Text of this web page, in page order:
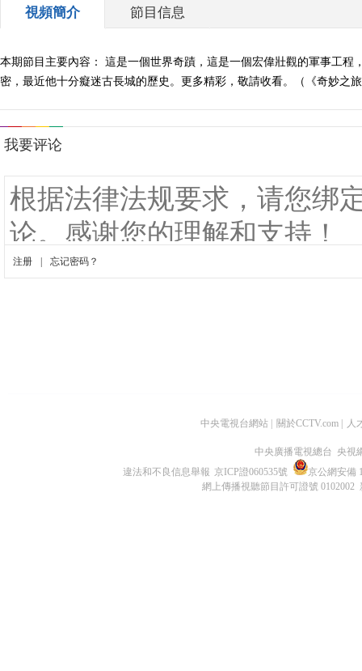
視頻簡介 節目信息
本期節目主要內容： 這是一個世界奇蹟，這是一個宏偉壯觀的軍事工
密，最近他十分癡迷古長城的歷史。更多精彩，敬請收看。（《奇妙之
中央電視台網站 關於CCTV.com 人
中央廣播電視總台 央視
違法和不良信息舉報 京ICP證060535號
京公網安備
網上傳播視聽節目許可證號 0102002